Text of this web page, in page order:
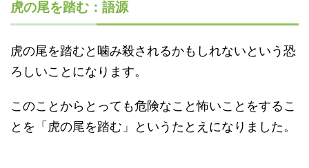
虎の尾を踏む：語源
虎の尾を踏むと噛み殺されるかもしれないという恐
ろしいことになります。
このことからとっても危険なこと怖いことをするこ
とを「虎の尾を踏む」というたとえになりました。